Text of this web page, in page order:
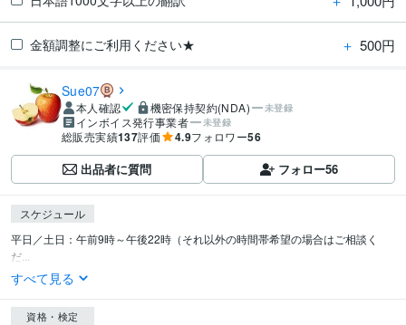
金額調整にご利用ください★ ＋ 500円
Sue07
本人確認 機密保持契約(NDA) 未登録
インボイス発行事業者 未登録
総販売実績137評価 4.9フォロワー56
出品者に質問 フォロー56
スケジュール
平日／土日：午前9時～午後22時（それ以外の時間帯希望の場合はご相談く
だ...
すべて見る
資格・検定